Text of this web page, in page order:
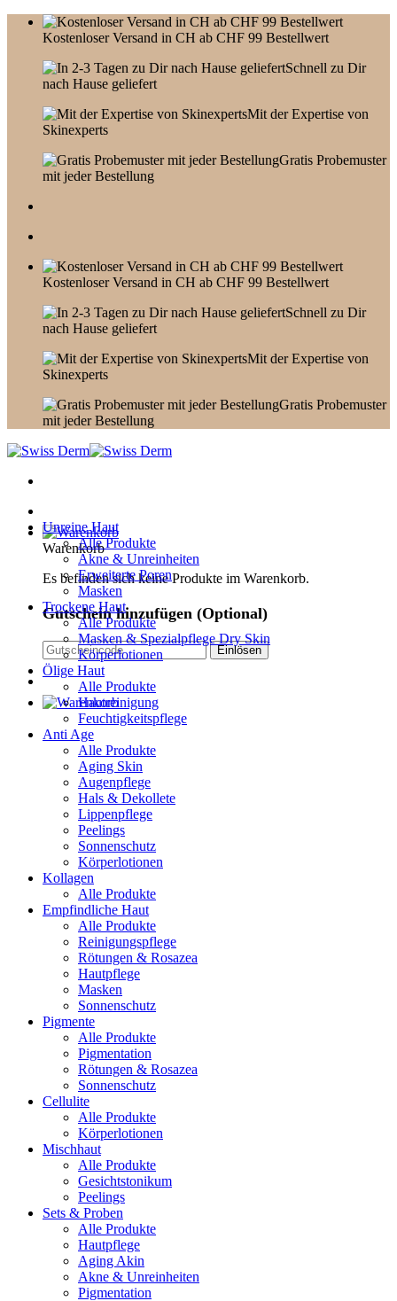
Skip
Kostenloser Versand in CH ab CHF 99 Bestellwert
Schnell zu Dir
nach Hause geliefert
Mit der Expertise von
Skinexperts
Gratis Probemuster
mit jeder Bestellung
Kostenloser Versand in CH ab CHF 99 Bestellwert
Schnell zu Dir
nach Hause geliefert
Mit der Expertise von
Skinexperts
Gratis Probemuster
mit jeder Bestellung
Warenkorb
Es befinden sich keine Produkte im Warenkorb.
Gutschein hinzufügen (Optional)
Unreine Haut
Alle Produkte
Akne & Unreinheiten
Erweiterte Poren
Masken
Trockene Haut
Alle Produkte
Masken & Spezialpflege Dry Skin
Körperlotionen
Ölige Haut
Alle Produkte
Hautreinigung
Feuchtigkeitspflege
Anti Age
Alle Produkte
Aging Skin
Augenpflege
Hals & Dekollete
Lippenpflege
Peelings
Sonnenschutz
Körperlotionen
Kollagen
Alle Produkte
Empfindliche Haut
Alle Produkte
Reinigungspflege
Rötungen & Rosazea
Hautpflege
Masken
Sonnenschutz
Pigmente
Alle Produkte
Pigmentation
Rötungen & Rosazea
Sonnenschutz
Cellulite
Alle Produkte
Körperlotionen
Mischhaut
Alle Produkte
Gesichtstonikum
Peelings
Sets & Proben
Alle Produkte
Hautpflege
Aging Akin
Akne & Unreinheiten
Pigmentation